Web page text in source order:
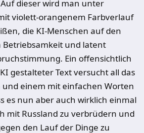
dieser wird man unter
violett-orangenem Farbverlauf
die KI-Menschen auf den
und latent
Ein offensichtlich
KI gestalteter Text versucht all das
einem mit einfachen Worten
es nun aber auch wirklich einmal
mit Russland zu verbrüdern und
den Lauf der Dinge zu